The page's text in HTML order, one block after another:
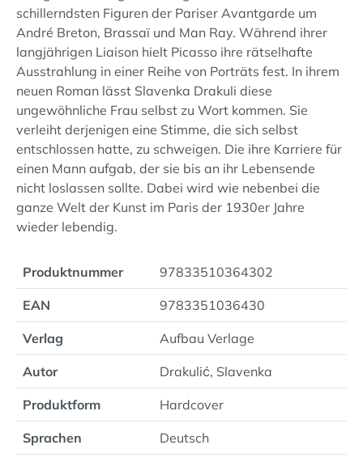
schillerndsten Figuren der Pariser Avantgarde um
André Breton, Brassaï und Man Ray. Während ihrer
langjährigen Liaison hielt Picasso ihre rätselhafte
Ausstrahlung in einer Reihe von Porträts fest. In ihrem
neuen Roman lässt Slavenka Drakuli diese
ungewöhnliche Frau selbst zu Wort kommen. Sie
verleiht derjenigen eine Stimme, die sich selbst
entschlossen hatte, zu schweigen. Die ihre Karriere für
einen Mann aufgab, der sie bis an ihr Lebensende
nicht loslassen sollte. Dabei wird wie nebenbei die
ganze Welt der Kunst im Paris der 1930er Jahre
wieder lebendig.
Produktnummer 97833510364302
EAN 9783351036430
Verlag Aufbau Verlage
Autor Drakulić, Slavenka
Produktform Hardcover
Sprachen Deutsch